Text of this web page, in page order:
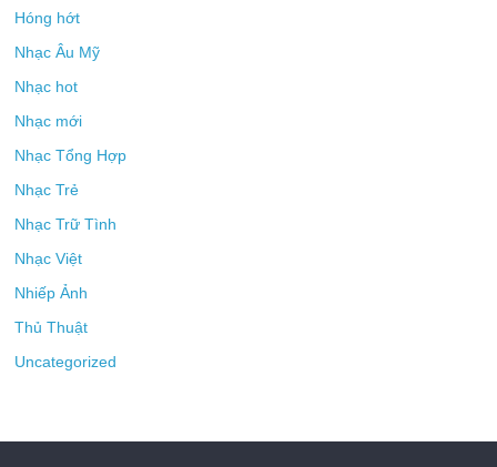
Hóng hớt
Nhạc Âu Mỹ
Nhạc hot
Nhạc mới
Nhạc Tổng Hợp
Nhạc Trẻ
Nhạc Trữ Tình
Nhạc Việt
Nhiếp Ảnh
Thủ Thuật
Uncategorized